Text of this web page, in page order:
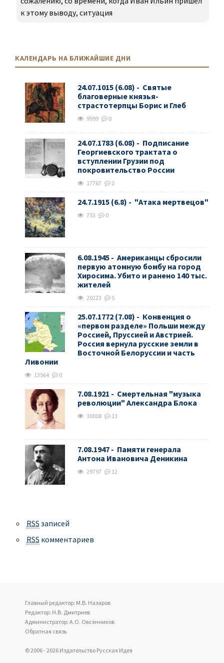
к этому выводу, ситуация
КАЛЕНДАРЬ НА БЛИЖАЙШИЕ ДНИ
24.07.1015 (6.08) - Святые
благоверные князья-
страстотерпцы Борис и Глеб
9999 0
24.07.1783 (6.08) - Подписание
Георгиевского трактата о
вступлении Грузии под
покровительство России
17767 2
24.7.1915 (6.8) - "Атака мертвецов"
753 0
6.08.1945 - Американцы сбросили
первую атомную бомбу на город
Хиросима. Убито и ранено 140 тыс.
жителей
20223 5
25.07.1772 (7.08) - Конвенция о
«первом разделе» Польши между
Россией, Пруссией и Австрией.
Россия вернула русские земли в
Восточной Белоруссии и часть
Ливонии
13564 0
7.08.1921 - Смертельная "музыка
революции" Александра Блока
30008 13
7.08.1947 - Памяти генерала
Антона Ивановича Деникина
29797 12
RSS записей
RSS комментариев
Главный редактор: М.В. Назаров
Редактор: Н.В. Дмитриев
Администратор: А.О. Овсянников
Обратная связь
© 2006 - 2026 Издательство Русская Идея